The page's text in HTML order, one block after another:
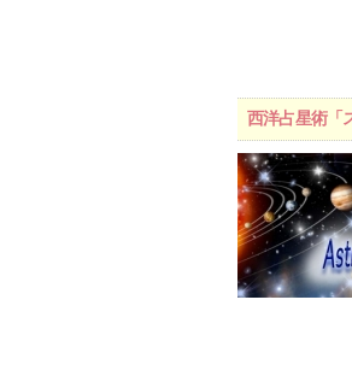
西洋占星術「